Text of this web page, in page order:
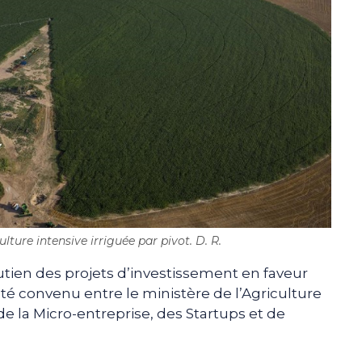
intensive irriguée par pivot. D. R.
des projets d’investissement en faveur
convenu entre le ministère de l’Agriculture
la Micro-entreprise, des Startups et de